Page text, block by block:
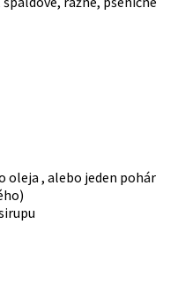
oleja , alebo jeden pohár